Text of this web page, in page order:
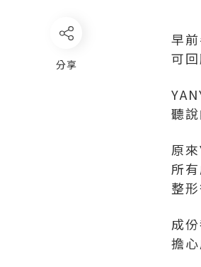
早
可回
聽
原
所
整
成
擔
分享